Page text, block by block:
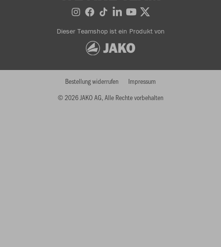
Dieser Teamshop ist ein Produkt von
© 2026 JAKO AG, Alle Rechte vorbehalten
Bestellung widerrufen Impressum